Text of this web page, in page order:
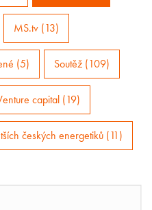
MS.tv (13)
(5) Soutěž (109)
capital (19)
českých energetiků (11)